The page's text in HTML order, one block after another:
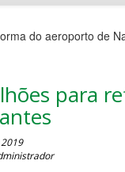
do aeroporto de
para